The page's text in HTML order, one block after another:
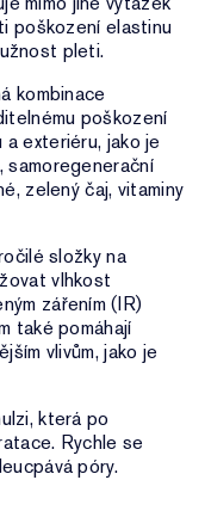
poškození elastinu
pleti.
kombinace
poškození
exteriéru, jako je
samoregenerační
zelený čaj, vitaminy
složky na
vlhkost
zářením (IR)
také pomáhají
vlivům, jako je
která po
Rychle se
póry.